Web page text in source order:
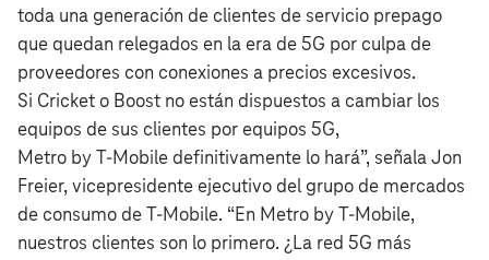
toda una generación de clientes de servicio prepago
que quedan relegados en la era de 5G por culpa de
proveedores con conexiones a precios excesivos.
Si Cricket o Boost no están dispuestos a cambiar los
equipos de sus clientes por equipos 5G,
Metro by T‑Mobile definitivamente lo hará”, señala Jon
Freier, vicepresidente ejecutivo del grupo de mercados
de consumo de T‑Mobile. “En Metro by T‑Mobile,
nuestros clientes son lo primero. ¿La red 5G más